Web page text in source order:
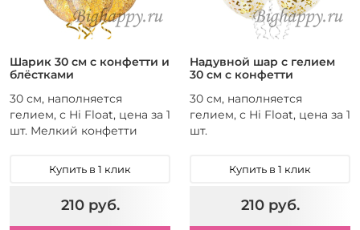
Шарик 30 см с конфетти и
блёстками
30 см, наполняется
гелием, с Hi Float, цена за 1
шт. Мелкий конфетти
Купить в 1 клик
210 руб.
Надувной шар с гелием
30 см с конфетти
30 см, наполняется
гелием, с Hi Float, цена за 1
шт.
Купить в 1 клик
210 руб.